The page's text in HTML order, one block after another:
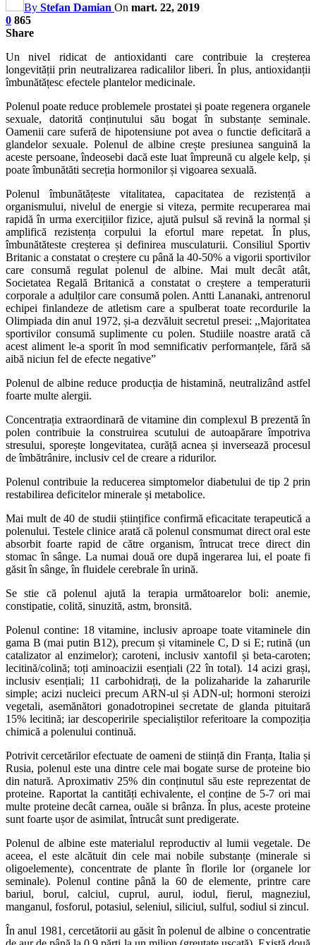
By Stefan Damian On mart. 22, 2019
0 865
Share
Un nivel ridicat de antioxidanti care contribuie la creșterea
longevității prin neutralizarea radicalilor liberi. În plus, antioxidanții
îmbunătățesc efectele plantelor medicinale.
Polenul poate reduce problemele prostatei și poate regenera organele
sexuale, datorită conținutului său bogat în substanțe seminale.
Oamenii care suferă de hipotensiune pot avea o functie deficitară a
glandelor sexuale. Polenul de albine crește presiunea sanguină la
aceste persoane, îndeosebi dacă este luat împreună cu algele kelp, și
poate îmbunătăti secreția hormonilor și vigoarea sexuală.
Polenul îmbunătățeste vitalitatea, capacitatea de rezistență a
organismului, nivelul de energie si viteza, permite recuperarea mai
rapidă în urma exercițiilor fizice, ajută pulsul să revină la normal și
amplifică rezistența corpului la efortul mare repetat. În plus,
îmbunătăteste creșterea și definirea musculaturii. Consiliul Sportiv
Britanic a constatat o creștere cu până la 40-50% a vigorii sportivilor
care consumă regulat polenul de albine. Mai mult decât atât,
Societatea Regală Britanică a constatat o creștere a temperaturii
corporale a adulților care consumă polen. Antti Lananaki, antrenorul
echipei finlandeze de atletism care a spulberat toate recordurile la
Olimpiada din anul 1972, și-a dezvăluit secretul presei: ,,Majoritatea
sportivilor consumă suplimente cu polen. Studiile noastre arată că
acest aliment le-a sporit în mod semnificativ performanțele, fără să
aibă niciun fel de efecte negative”
Polenul de albine reduce producția de histamină, neutralizând astfel
foarte multe alergii.
Concentrația extraordinară de vitamine din complexul B prezentă în
polen contribuie la construirea scutului de autoapărare împotriva
stresului, sporește longevitatea, curăță acnea și inversează procesul
de îmbătrânire, inclusiv cel de creare a ridurilor.
Polenul contribuie la reducerea simptomelor diabetului de tip 2 prin
restabilirea deficitelor minerale și metabolice.
Mai mult de 40 de studii științifice confirmă eficacitate terapeutică a
polenului. Testele clinice arată că polenul consmumat direct oral este
absorbit foarte rapid de către organism, întrucat trece direct din
stomac în sânge. La numai două ore după ingerarea lui, el poate fi
găsit în sânge, în fluidele cerebrale în urină.
Se stie că polenul ajută la terapia următoarelor boli: anemie,
constipatie, colită, sinuzită, astm, bronsită.
Polenul contine: 18 vitamine, inclusiv aproape toate vitaminele din
gama B (mai putin B12), precum și vitaminele C, D si E; rutină (un
catalizator al enzimelor); caroteni, inclusiv xantofil și beta-caroten;
lecitină/colină; toți aminoacizii esențiali (22 în total). 14 acizi grași,
inclusiv esențiali; 11 carbohidrați, de la polizaharide la zaharurile
simple; acizi nucleici precum ARN-ul și ADN-ul; hormoni steroizi
vegetali, asemănători gonadotropinei secretate de glanda pituitară
15% lecitină; iar descoperirile specialiștilor referitoare la compoziția
chimică a polenului continuă.
Potrivit cercetărilor efectuate de oameni de stiință din Franța, Italia și
Rusia, polenul este una dintre cele mai bogate surse de proteine bio
din natură. Aproximativ 25% din conținutul său este reprezentat de
proteine. Raportat la cantități echivalente, el conține de 5-7 ori mai
multe proteine decât carnea, ouăle si brânza. În plus, aceste proteine
sunt foarte ușor de asimilat, întrucât sunt predigerate.
Polenul de albine este materialul reproductiv al lumii vegetale. De
aceea, el este alcătuit din cele mai nobile substanțe (minerale si
oligoelemente), concentrate de plante în florile lor (organele lor
seminale). Polenul contine până la 60 de elemente, printre care
bariul, borul, calciul, cuprul, aurul, iodul, fierul, magneziul,
manganul, fosforul, potasiul, seleniul, siliciul, sulful, sodiul si zincul.
În anul 1981, cercetătorii au găsit în polenul de albine o concentratie